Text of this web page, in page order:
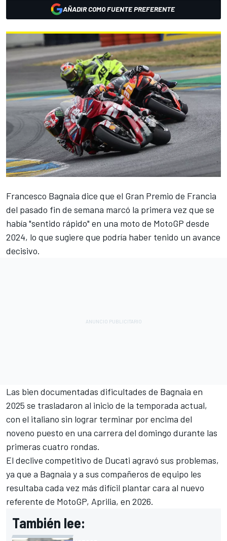
AÑADIR COMO FUENTE PREFERENTE
Francesco Bagnaia dice que el Gran Premio de Francia
del pasado fin de semana marcó la primera vez que se
había "sentido rápido" en una moto de MotoGP desde
2024, lo que sugiere que podría haber tenido un avance
decisivo.
Las bien documentadas dificultades de Bagnaia en
2025 se trasladaron al inicio de la temporada actual,
con el italiano sin lograr terminar por encima del
noveno puesto en una carrera del domingo durante las
primeras cuatro rondas.
El declive competitivo de Ducati agravó sus problemas,
ya que a Bagnaia y a sus compañeros de equipo les
resultaba cada vez más difícil plantar cara al nuevo
referente de MotoGP, Aprilia, en 2026.
También lee: